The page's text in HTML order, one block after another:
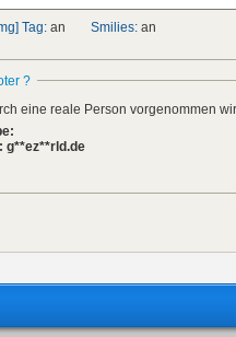
Tag: an Smilies: an
?
eine reale Person vorgenommen
g**ez**rld.de